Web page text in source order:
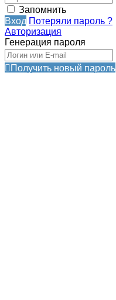
Запомнить
Вход Потеряли пароль ?
Авторизация
Генерация пароля
Получить новый пароль